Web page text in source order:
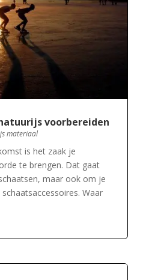
voorbereiden
materiaal
is het zaak je
te brengen. Dat gaat
maar ook om je
Waar